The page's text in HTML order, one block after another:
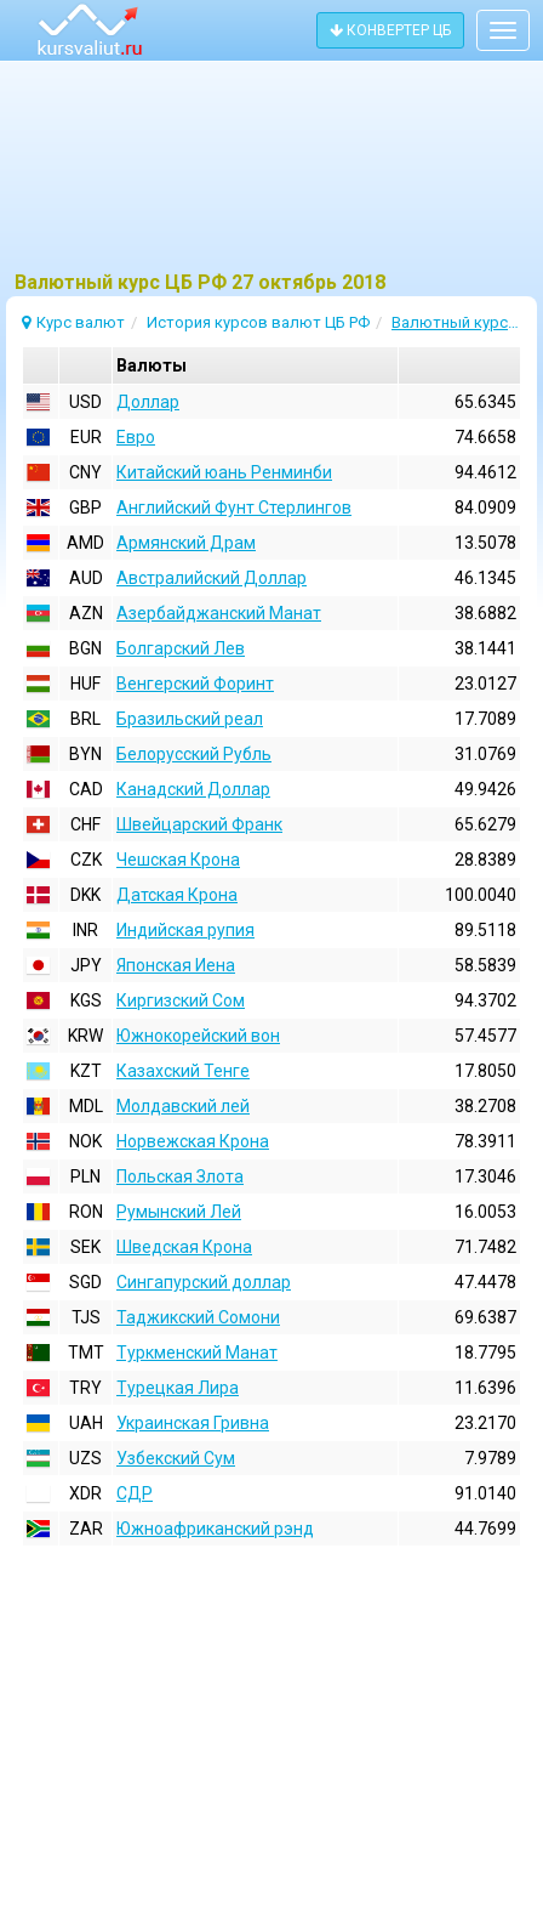
КОНВЕРТЕР ЦБ
Bалютный курс ЦБ РФ 27 октябрь 2018
Курс валют История курсов валют ЦБ РФ Валютный курс 27 Октябрь 2018
Валюты
USD
Доллар
65.6345
EUR
Евро
74.6658
CNY
Китайский юань Ренминби
94.4612
GBP
Английский Фунт Стерлингов
84.0909
AMD
Армянский Драм
13.5078
AUD
Австралийский Доллар
46.1345
AZN
Азербайджанский Манат
38.6882
BGN
Болгарский Лев
38.1441
HUF
Венгерский Форинт
23.0127
BRL
Бразильский реал
17.7089
BYN
Белорусский Рубль
31.0769
CAD
Канадский Доллар
49.9426
CHF
Швейцарский Франк
65.6279
CZK
Чешская Крона
28.8389
DKK
Датская Крона
100.0040
INR
Индийская pупия
89.5118
JPY
Японская Иена
58.5839
KGS
Киргизский Сом
94.3702
KRW
Южнокорейский вон
57.4577
KZT
Казахский Тенге
17.8050
MDL
Молдавский лей
38.2708
NOK
Норвежская Крона
78.3911
PLN
Польская Злота
17.3046
RON
Румынский Лей
16.0053
SEK
Шведская Крона
71.7482
SGD
Сингапурский доллар
47.4478
TJS
Таджикский Сомони
69.6387
TMT
Туркменский Манат
18.7795
TRY
Турецкая Лира
11.6396
UAH
Украинская Гривна
23.2170
UZS
Узбекский Сум
7.9789
XDR
СДР
91.0140
ZAR
Южноафриканский рэнд 44.7699